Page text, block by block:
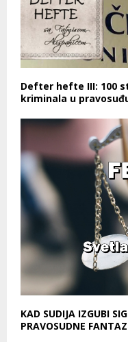
Defter hefte III: 100
kriminala u
KAD SUDIJA IZGUBI
PRAVOSUDNE